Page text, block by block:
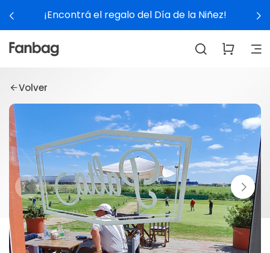
¡Encontrá el regalo del Día de la Niñez!
Volver